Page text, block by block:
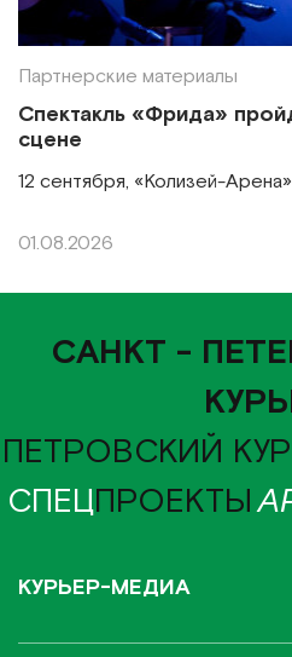
Партнерские материалы
Спектакль «Фрида»
сцене
12 сентября, «Колизей-Арена»
01.08.2026
САНКТ -
ПЕТРОВСКИЙ
СПЕЦПРОЕКТЫ
КУРЬЕР-МЕДИА